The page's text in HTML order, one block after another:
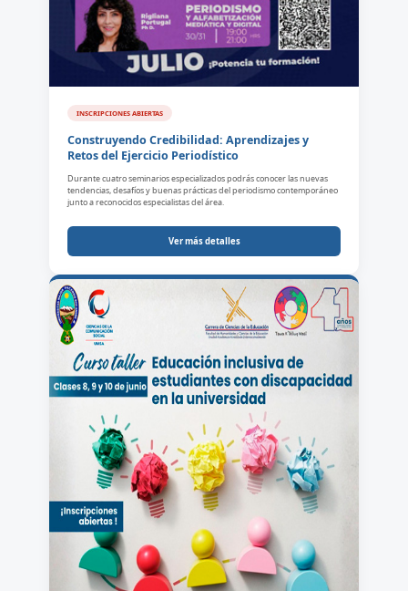
INSCRIPCIONES ABIERTAS
Construyendo Credibilidad: Aprendizajes y
Retos del Ejercicio Periodístico
Durante cuatro seminarios especializados podrás conocer las nuevas
tendencias, desafíos y buenas prácticas del periodismo contemporáneo
junto a reconocidos especialistas del área.
Ver más detalles